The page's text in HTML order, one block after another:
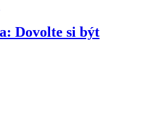
Dovolte si být